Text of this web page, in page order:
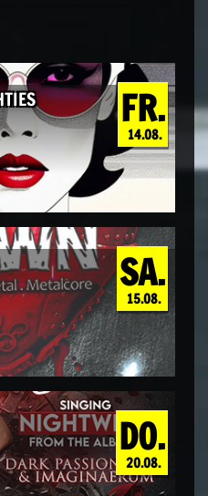
FR.
14.08.
SA.
15.08.
DO.
20.08.